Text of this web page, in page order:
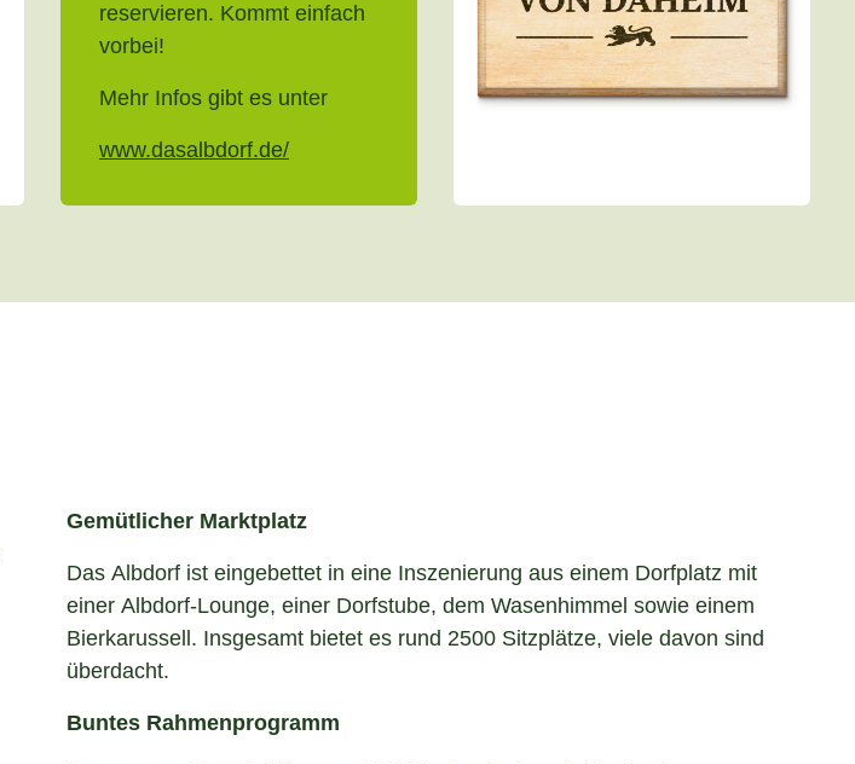
reservieren. Kommt einfach
vorbei!
Mehr Infos gibt es unter
www.dasalbdorf.de/
Gemütlicher Marktplatz
Das Albdorf ist eingebettet in eine Inszenierung aus einem Dorfplatz mit
einer Albdorf-Lounge, einer Dorfstube, dem Wasenhimmel sowie einem
Bierkarussell. Insgesamt bietet es rund 2500 Sitzplätze, viele davon sind
überdacht.
Buntes Rahmenprogramm